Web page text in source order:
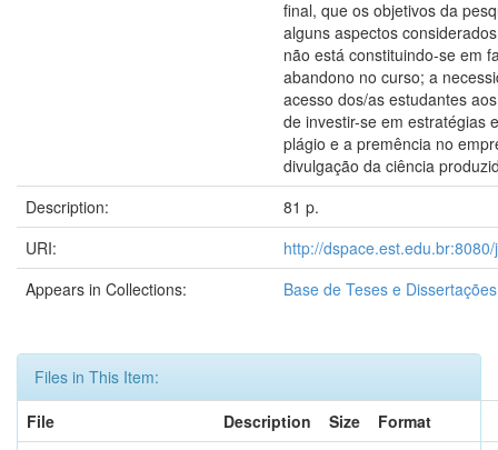
final, que os objetivos da
alguns aspectos
não está constituindo-se em
abandono no curso; a
acesso dos/as estudantes
de investir-se em estratégias
plágio e a premência no
divulgação da ciência
Description:
81 p.
URI:
http://
Appears in Collections:
Base de Teses e
Files in This Item:
File
Description Size
Format